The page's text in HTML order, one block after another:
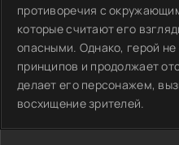
противоречия с
которые считают его
опасными. Однако, герой не
принципов и продолжает
делает его персонажем,
восхищение зрителей.